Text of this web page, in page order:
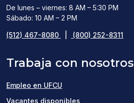
De lunes – viernes: 8 AM – 5:30 PM
Sábado: 10 AM – 2 PM
(512) 467-8080 (800) 252-8311
Trabaja con nosotros
Empleo en UFCU
Vacantes disponibles